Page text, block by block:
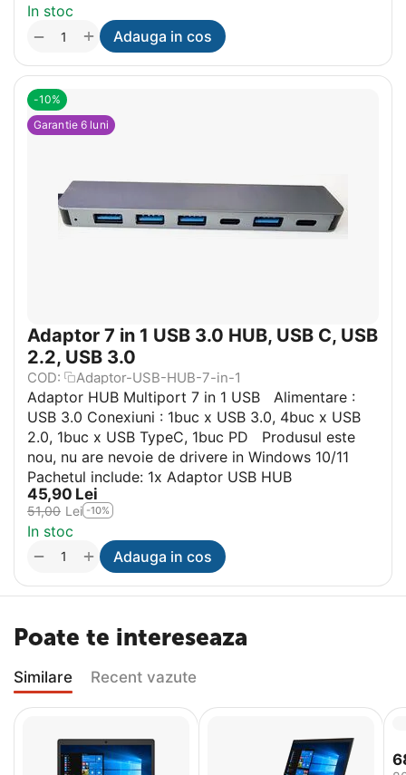
In stoc
+
− Adauga in cos
-10%
Garantie 6 luni
Adaptor 7 in 1 USB 3.0 HUB, USB C, USB
2.2, USB 3.0
COD: Adaptor-USB-HUB-7-in-1
Adaptor HUB Multiport 7 in 1 USB Alimentare :
USB 3.0 Conexiuni : 1buc x USB 3.0, 4buc x USB
2.0, 1buc x USB TypeC, 1buc PD Produsul este
nou, nu are nevoie de drivere in Windows 10/11
Pachetul include: 1x Adaptor USB HUB
45,90 Lei
51,00 Lei -10%
In stoc
+
− Adauga in cos
Poate te intereseaza
Similare Recent vazute